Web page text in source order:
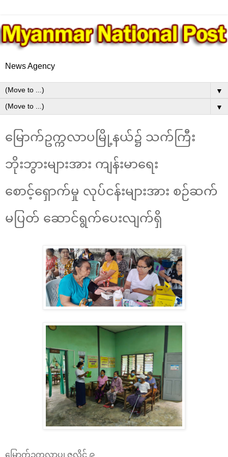
News Agency
▼
▼
မြောက်ဥက္ကလာပမြို့နယ်၌ သက်ကြီး
ဘိုးဘွားများအား ကျန်းမာရေး
စောင့်ရှောက်မှု လုပ်ငန်းများအား စဉ်ဆက်
မပြတ် ဆောင်ရွက်ပေးလျက်ရှိ
မြောက်ဥက္ကလာပ၊ ဇူလိုင် ၉